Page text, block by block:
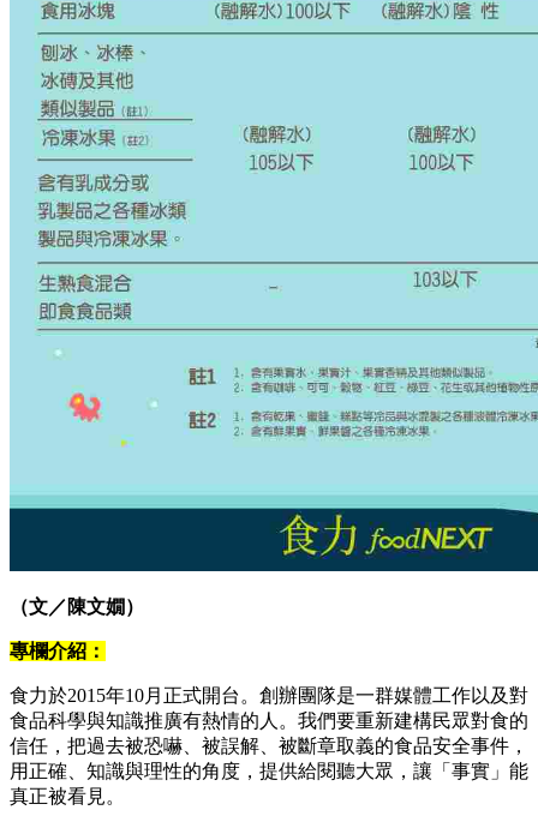
（文／陳文嫺）
專欄介紹：
食力於2015年10月正式開台。創辦團隊是一群媒體工作以及對
食品科學與知識推廣有熱情的人。我們要重新建構民眾對食的
信任，把過去被恐嚇、被誤解、被斷章取義的食品安全事件，
用正確、知識與理性的角度，提供給閱聽大眾，讓「事實」能
真正被看見。